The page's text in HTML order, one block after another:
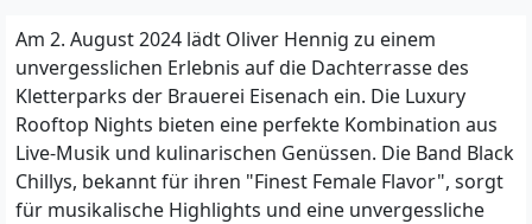
Am 2. August 2024 lädt Oliver Hennig zu einem
unvergesslichen Erlebnis auf die Dachterrasse des
Kletterparks der Brauerei Eisenach ein. Die Luxury
Rooftop Nights bieten eine perfekte Kombination aus
Live-Musik und kulinarischen Genüssen. Die Band Black
Chillys, bekannt für ihren "Finest Female Flavor", sorgt
für musikalische Highlights und eine unvergessliche